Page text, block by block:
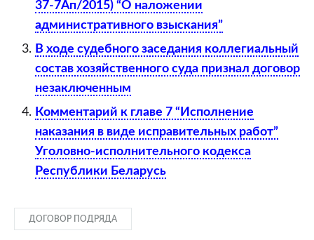
37-7Ап/2015) “О наложении
административного взыскания”
В ходе судебного заседания коллегиальный
состав хозяйственного суда признал договор
незаключенным
Комментарий к главе 7 “Исполнение
наказания в виде исправительных работ”
Уголовно-исполнительного кодекса
Республики Беларусь
ДОГОВОР ПОДРЯДА